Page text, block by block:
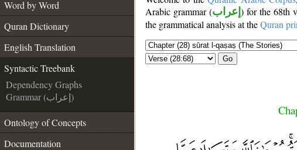
Word by Word
Quran Dictionary
English Translation
Syntactic Treebank
Dependency Graphs
Grammar (إعراب)
Ontology of Concepts
Documentation
Arabic grammar (إعراب) for the 68th
the grammatical analysis at theQuran
Go